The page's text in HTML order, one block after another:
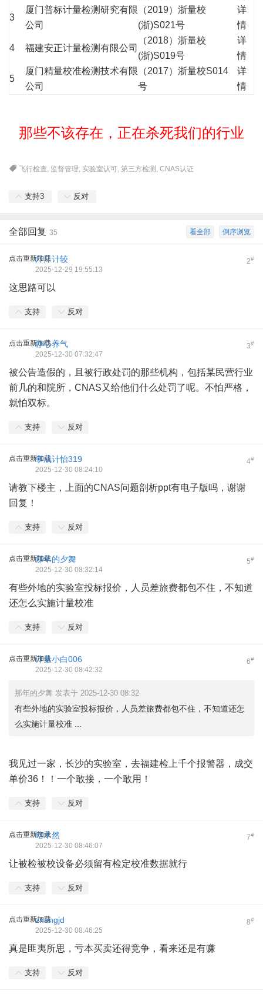
3
厦门普标计量检测研究有限
公司
（2019）浙量校
(浙)S021号
详
情
4 福建安正计量检测有限公司
（2018）浙量校
(浙)S019号
详
情
5
厦门精量校准检测技术有限
公司
（2017）浙量校S014
号
详
情
那些不该存在，正在杀死我们的行业
飞行检查, 监督管理, 实验室认可,第三方检测 ,CNAS认证
支持3 反对
倒序浏览
看全部
全部回复 35
点击重新加载 2#
斤斤计较
2025-12-29 19:55:13
这思路可以
支持 反对
点击重新加载 3#
静心养气
2025-12-30 07:32:47
被公告造假的，且被行政处罚的那些机构，包括某民营行业
前几的和院所，CNAS又给他们什么处罚了呢。不怕严格，
就怕双标。
支持 反对
点击重新加载 4#
事成计怡319
2025-12-30 08:24:10
请教下楼主，上面的CNAS问题剖析ppt有电子版吗，谢谢
回复！
支持 反对
点击重新加载 5#
那年的夕舞
2025-12-30 08:32:14
有些外地的实验室投标报价，人员差旅费都包不住，不知道
还怎么实施计量校准
支持 反对
点击重新加载 6#
计量小白006
2025-12-30 08:42:32
那年的夕舞 发表于 2025-12-30 08:32
有些外地的实验室投标报价，人员差旅费都包不住，不知道还怎
么实施计量校准 ...
我见过一家，长沙的实验室，去福建检上千个报警器，成交
单价36！！一个敢接，一个敢用！
支持 反对
点击重新加载 7#
晗木然
2025-12-30 08:46:07
让被检被校设备必须留有检定校准数据就行
支持 反对
点击重新加载 8#
zhangjd
2025-12-30 08:46:25
真是匪夷所思，亏本买卖还得竞争，看来还是有赚
支持 反对